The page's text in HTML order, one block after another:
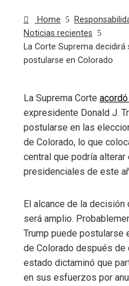
Home
Noticias recientes
La Corte Suprema
postularse en Colorado
La Suprema Corte
expresidente Donald J.
postularse en las
de Colorado, lo que
central que podría
presidenciales de este
El alcance de la
será amplio.
Trump puede postularse
de Colorado después
estado dictaminó que
en sus esfuerzos por